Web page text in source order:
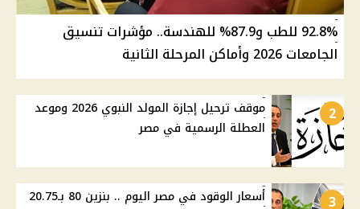
92.8% للطب و87.9% للهندسة.. مؤشرات تنسيق
الجامعات 2026 وأماكن المرحلة الثانية
2
موقف ترحيل إجازة المولد النبوي 2026 وموعد
العطلة الرسمية في مصر
3
أسعار الوقود في مصر اليوم .. بنزين 80 بـ20.75